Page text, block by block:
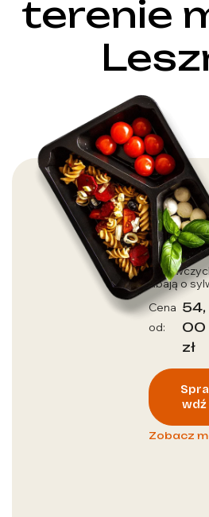
terenie
Dieta
Dla
którzy
wartości
dbają o
Cena
od:
54,
00
zł
Spra
wdź
Zobacz